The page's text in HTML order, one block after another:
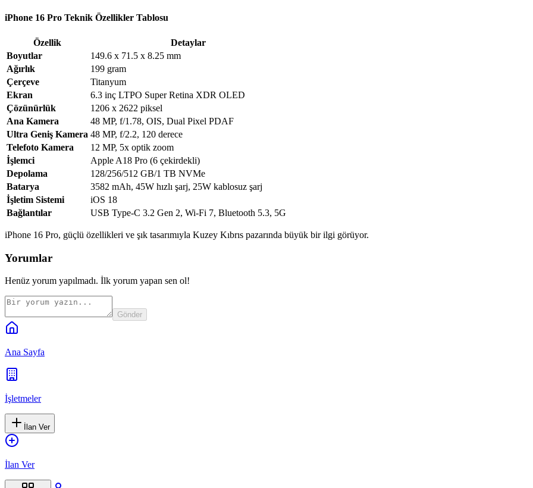
iPhone 16 Pro Teknik Özellikler Tablosu
Özellik
Detaylar
Boyutlar
149.6 x 71.5 x 8.25 mm
Ağırlık
199 gram
Çerçeve
Titanyum
Ekran
6.3 inç LTPO Super Retina XDR OLED
Çözünürlük
1206 x 2622 piksel
Ana Kamera
48 MP, f/1.78, OIS, Dual Pixel PDAF
Ultra Geniş Kamera 48 MP, f/2.2, 120 derece
Telefoto Kamera
12 MP, 5x optik zoom
İşlemci
Apple A18 Pro (6 çekirdekli)
Depolama
128/256/512 GB/1 TB NVMe
Batarya
3582 mAh, 45W hızlı şarj, 25W kablosuz şarj
İşletim Sistemi
iOS 18
Bağlantılar
USB Type-C 3.2 Gen 2, Wi-Fi 7, Bluetooth 5.3, 5G
iPhone 16 Pro, güçlü özellikleri ve şık tasarımıyla Kuzey Kıbrıs pazarında büyük bir ilgi görüyor.
Yorumlar
Henüz yorum yapılmadı. İlk yorum yapan sen ol!
Gönder
Ana Sayfa
İşletmeler
İlan Ver
İlan Ver